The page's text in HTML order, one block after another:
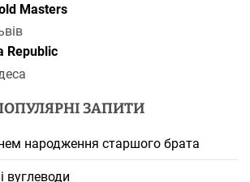
Masters
Republic
ЗАПИТИ
народження старшого брата
вуглеводи